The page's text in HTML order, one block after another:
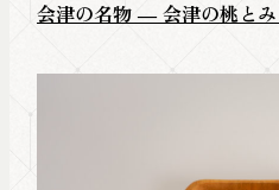
会津の名物 ― 会津の桃と